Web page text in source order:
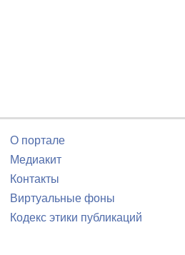
О портале
Медиакит
Контакты
Виртуальные фоны
Кодекс этики публикаций